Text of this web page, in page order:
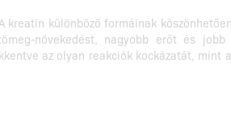
különböző formáinak
növekedést, nagyobb erőt és jobb
az olyan reakciók kockázatát, mint